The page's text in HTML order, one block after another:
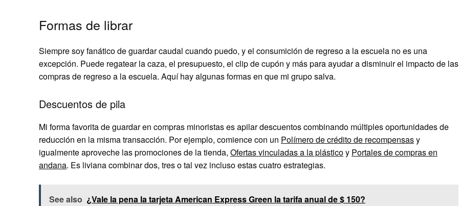
Formas de librar
Siempre soy fanático de guardar caudal cuando puedo, y el consumición de regreso a la escuela no es una
excepción. Puede regatear la caza, el presupuesto, el clip de cupón y más para ayudar a disminuir el impacto de las
compras de regreso a la escuela. Aquí hay algunas formas en que mi grupo salva.
Descuentos de pila
Mi forma favorita de guardar en compras minoristas es apilar descuentos combinando múltiples oportunidades de
reducción en la misma transacción. Por ejemplo, comience con un Polímero de crédito de recompensasy
igualmente aproveche las promociones de la tienda, Ofertas vinculadas a la plásticoy Portales de compras en
andana. Es liviana combinar dos, tres o tal vez incluso estas cuatro estrategias.
See also ¿Vale la pena la tarjeta American Express Green la tarifa anual de $ 150?